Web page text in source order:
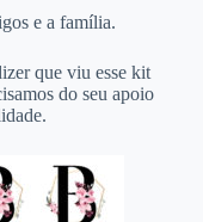
e a família.
que viu esse kit
do seu apoio